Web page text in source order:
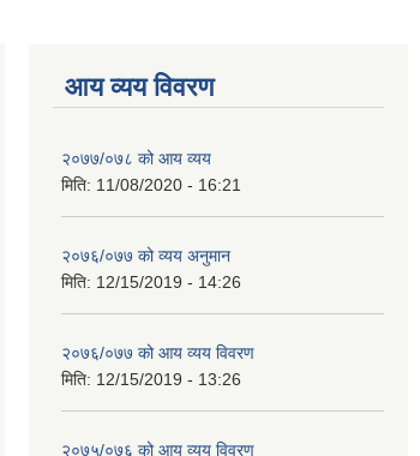
आय व्यय विवरण
२०७७/०७८ को आय व्यय
मिति: 11/08/2020 - 16:21
२०७६/०७७ को व्यय अनुमान
मिति: 12/15/2019 - 14:26
२०७६/०७७ को आय व्यय विवरण
मिति: 12/15/2019 - 13:26
२०७५/०७६ को आय व्यय विवरण